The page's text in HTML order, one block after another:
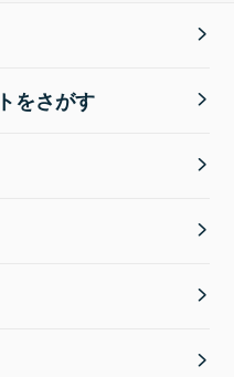
をさがす